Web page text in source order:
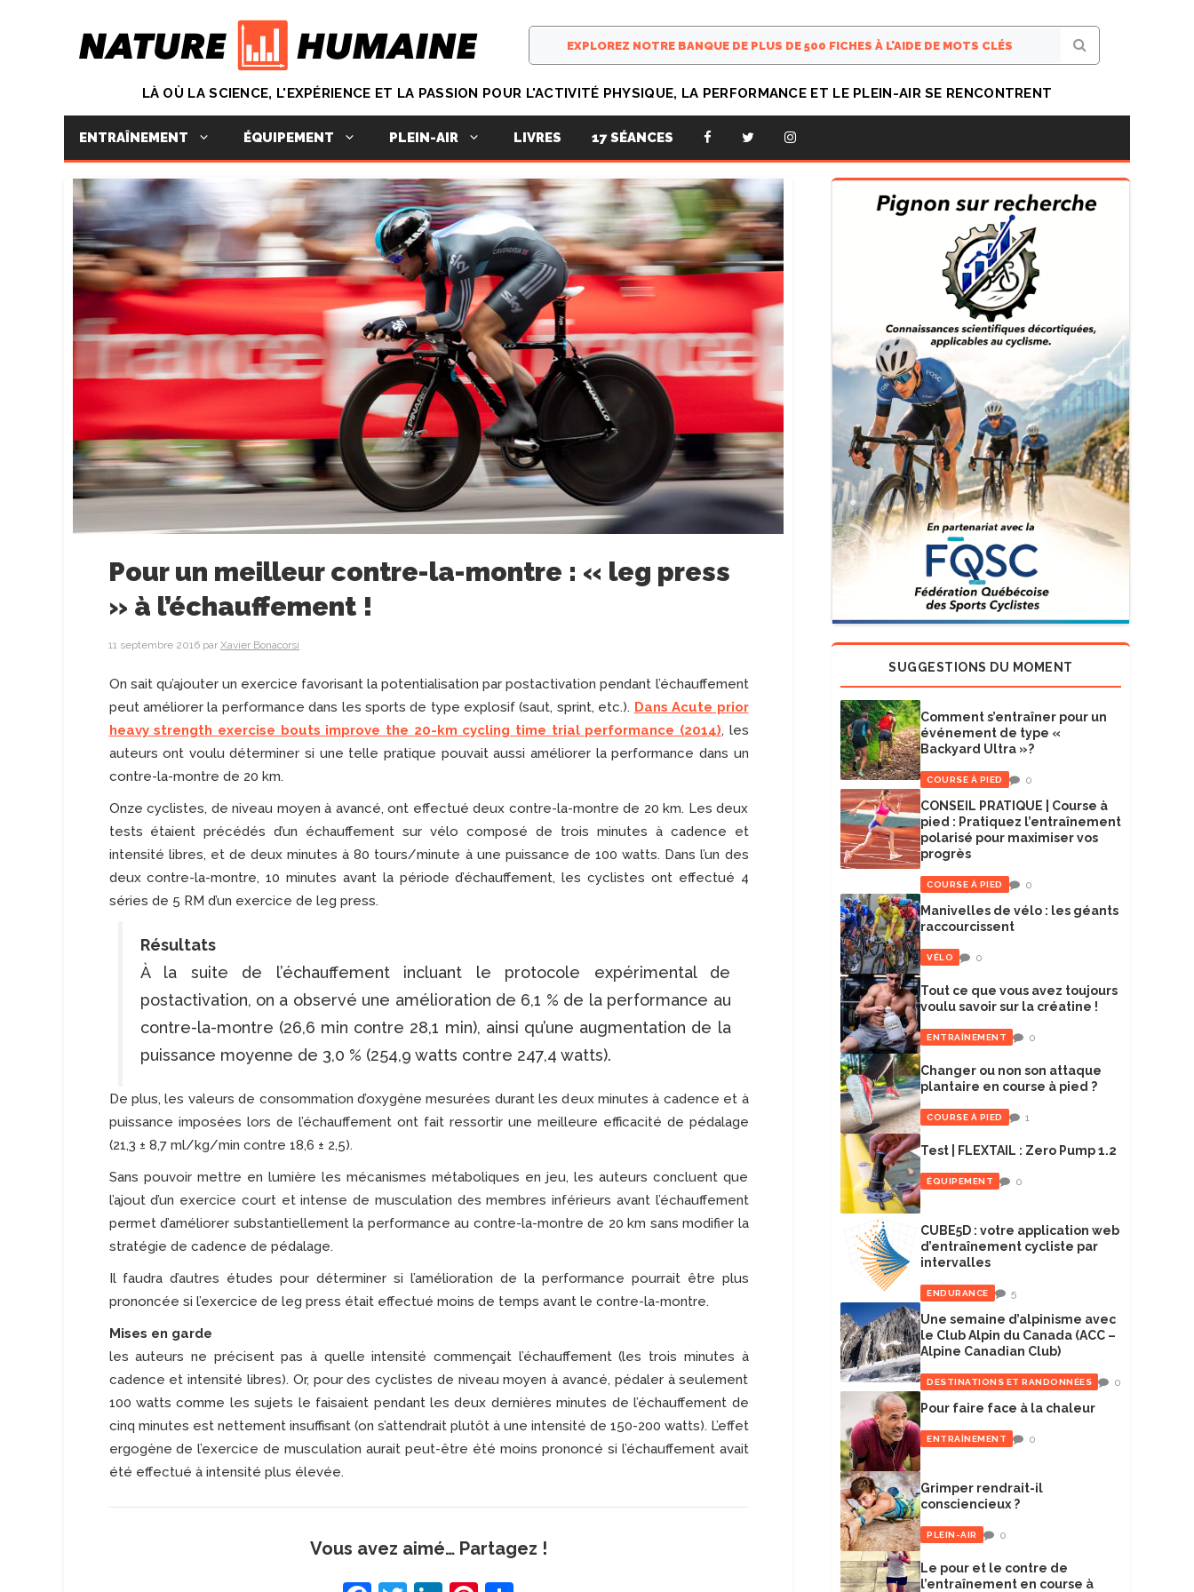
LÀ OÙ LA SCIENCE, L'EXPÉRIENCE ET LA PASSION POUR L'ACTIVITÉ PHYSIQUE, LA PERFORMANCE ET LE PLEIN-AIR SE RENCONTRENT
ENTRAÎNEMENT ÉQUIPEMENT PLEIN-AIR LIVRES 17 SÉANCES
Pour un meilleur contre-la-montre : « leg press
» à l’échauffement !
11 septembre 2016 par Xavier Bonacorsi
On sait qu’ajouter un exercice favorisant la potentialisation par postactivation pendant l’échauffement
peut améliorer la performance dans les sports de type explosif (saut, sprint, etc.). Dans Acute prior
heavy strength exercise bouts improve the 20-km cycling time trialperformance (2014), les
auteurs ont voulu déterminer si une telle pratique pouvait aussi améliorer la performance dans un
contre-la-montre de 20 km.
Onze cyclistes, de niveau moyen à avancé, ont effectué deux contre-la-montre de 20 km. Les deux
tests étaient précédés d’un échauffement sur vélo composé de trois minutes à cadence et
intensité libres, et de deux minutes à 80 tours/minute à une puissance de 100 watts. Dans l’un des
deux contre-la-montre, 10 minutes avant la période d’échauffement, les cyclistes ont effectué 4
séries de 5 RM d’un exercice de leg press.
Résultats
À la suite de l’échauffement incluant le protocole expérimental de
postactivation, on a observé une amélioration de 6,1 % de la performance au
contre-la-montre (26,6 min contre 28,1 min), ainsi qu’une augmentation de la
puissance moyenne de 3,0 % (254,9 watts contre 247,4 watts).
De plus, les valeurs de consommation d’oxygène mesurées durant les deux minutes à cadence et à
puissance imposées lors de l’échauffement ont fait ressortir une meilleure efficacité de pédalage
(21,3 ± 8,7 ml/kg/min contre 18,6 ± 2,5).
Sans pouvoir mettre en lumière les mécanismes métaboliques en jeu, les auteurs concluent que
l’ajout d’un exercice court et intense de musculation des membres inférieurs avant l’échauffement
permet d’améliorer substantiellement la performance au contre-la-montre de 20 km sans modifier la
stratégie de cadence de pédalage.
Il faudra d’autres études pour déterminer si l’amélioration de la performance pourrait être plus
prononcée si l’exercice de leg press était effectué moins de temps avant le contre-la-montre.
Mises en garde
les auteurs ne précisent pas à quelle intensité commençait l’échauffement (les trois minutes à
cadence et intensité libres). Or, pour des cyclistes de niveau moyen à avancé, pédaler à seulement
100 watts comme les sujets le faisaient pendant les deux dernières minutes de l’échauffement de
cinq minutes est nettement insuffisant (on s’attendrait plutôt à une intensité de 150-200 watts). L’effet
ergogène de l’exercice de musculation aurait peut-être été moins prononcé si l’échauffement avait
été effectué à intensité plus élevée.
Vous avez aimé… Partagez !
SUGGESTIONS DU MOMENT
Comment s’entraîner pour un
événement de type «
Backyard Ultra »?
COURSE À PIED 0
CONSEIL PRATIQUE | Course à
pied : Pratiquez l’entraînement
polarisé pour maximiser vos
progrès
COURSE À PIED 0
Manivelles de vélo : les géants
raccourcissent
VÉLO 0
Tout ce que vous avez toujours
voulu savoir sur la créatine !
ENTRAÎNEMENT 0
Changer ou non son attaque
plantaire en course à pied ?
COURSE À PIED 1
Test | FLEXTAIL : Zero Pump 1.2
ÉQUIPEMENT 0
CUBE5D : votre application web
d’entraînement cycliste par
intervalles
ENDURANCE 5
Une semaine d’alpinisme avec
le Club Alpin du Canada (ACC –
Alpine Canadian Club)
DESTINATIONS ET RANDONNÉES 0
Pour faire face à la chaleur
ENTRAÎNEMENT 0
Grimper rendrait-il
consciencieux ?
PLEIN-AIR 0
Le pour et le contre de
l’entraînement en course à